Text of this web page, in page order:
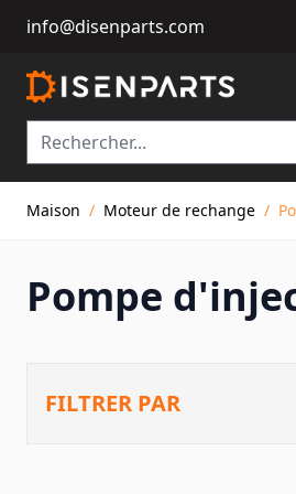
info@disenparts.com
Maison / Moteur de rechange /
Pompe
FILTRER PAR